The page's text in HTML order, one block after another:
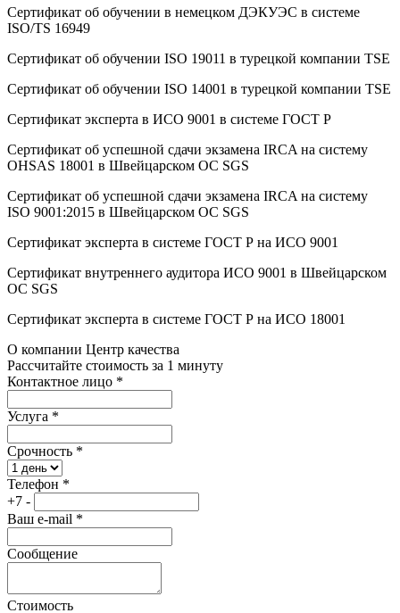
Сертификат об oбучeнии в немецком ДЭКУЭС в системе
ISO/TS 16949
Сертификат об oбучeнии ISO 19011 в турецкой компании TSE
Сертификат об oбучeнии ISO 14001 в турецкой компании TSE
Сертификат эксперта в ИСО 9001 в системе ГОСТ Р
Сертификат об успешной сдачи экзамена IRCA на систему
OHSAS 18001 в Швейцарском ОС SGS
Сертификат об успешной сдачи экзамена IRCA на систему
ISO 9001:2015 в Швейцарском ОС SGS
Сертификат эксперта в системе ГОСТ Р на ИСО 9001
Сертификат внутреннего аудитора ИСО 9001 в Швейцарском
ОС SGS
Сертификат эксперта в системе ГОСТ Р на ИСО 18001
О компании Центр качества
Рассчитайте стоимость за 1 минуту
Контактное лицо *
Услуга *
Срочность *
Телефон *
+7 -
Ваш e-mail *
Сообщение
Стоимость